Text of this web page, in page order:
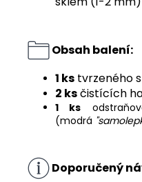
Obsah balení:
1 ks tvrzeného
2 ksčistících
1 ks
(modrá
Doporučený